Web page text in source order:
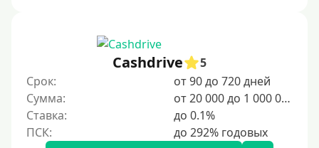
6000 руб
7000 руб
8000 руб
Cashdrive
5
Срок:
от 90 до 720 дней
Сумма:
от 20 000 до 1 000 000 ₽
Ставка:
до 0.1%